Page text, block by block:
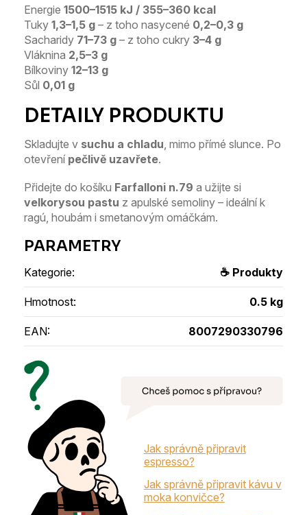
Energie 1500–1515 kJ / 355–360 kcal
Tuky 1,3–1,5 g – z toho nasycené 0,2–0,3 g
Sacharidy 71–73 g – z toho cukry 3–4 g
Vláknina 2,5–3 g
Bílkoviny 12–13 g
Sůl 0,01 g
Skladujte v suchu a chladu , mimo přímé slunce. Po
otevření pečlivě uzavřete.
Přidejte do košíku Farfalloni n.79 a užijte si
velkorysou pastu z apulské semoliny – ideální k
ragú, houbám i smetanovým omáčkám.
Kategorie: ☕ Produkty
Hmotnost: 0.5 kg
EAN: 8007290330796
Jak správně připravit
espresso?
Jak správně připravit kávu v
moka konvičce?